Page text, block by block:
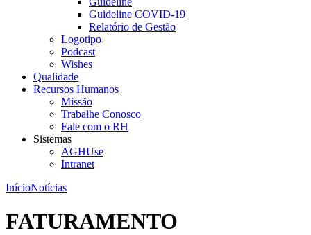
Guideline COVID-19
Relatório de Gestão
Logotipo
Podcast
Wishes
Qualidade
Recursos Humanos
Missão
Trabalhe Conosco
Fale com o RH
Sistemas
AGHUse
Intranet
InícioNotícias
FATURAMENTO